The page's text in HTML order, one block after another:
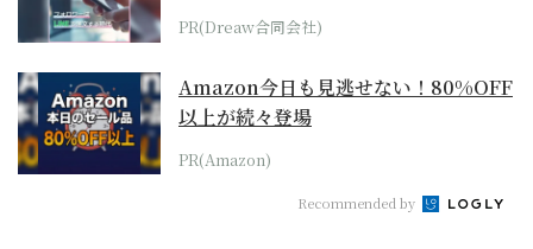
PR(Dreaw合同会社)
Amazon今日も見逃せない！80%OFF
以上が続々登場
PR(Amazon)
Recommended by